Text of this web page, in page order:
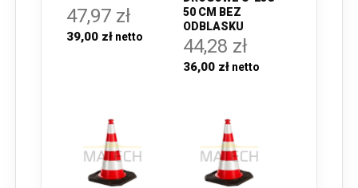
47,97 zł
39,00 zł
50 CM BEZ
ODBLASKU
44,28 zł
36,00 zł